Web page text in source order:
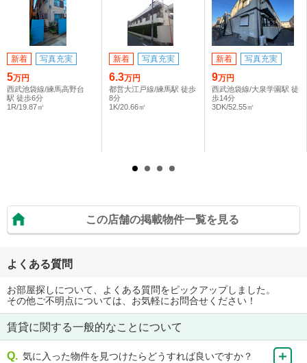
新着 写真充実
5万円
西武池袋線/練馬高野台
駅 徒歩6分
1R/19.87㎡
新着 写真充実
6.3万円
都営大江戸線/練馬駅 徒歩
8分
1K/20.66㎡
新着 写真充実
9万円
西武池袋線/大泉学園駅 徒
歩14分
3DK/52.55㎡
この店舗の掲載物件一覧を見る
よくある質問
お部屋探しについて、よくある質問をピックアップしました。
その他ご不明点については、お気軽にお問合せください！
賃貸に関する一般的なことについて
気に入った物件を見つけたらどうすれば良いですか？